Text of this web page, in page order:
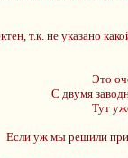
т.к. не указано
Это
С двумя
Тут
Если уж мы решили